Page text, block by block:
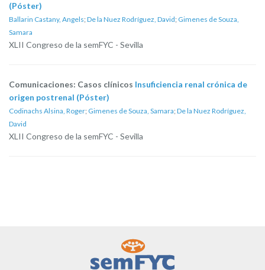
(Póster)
Ballarin Castany, Angels; De la Nuez Rodríguez, David; Gimenes de Souza,
Samara
XLII Congreso de la semFYC - Sevilla
Comunicaciones: Casos clínicos Insuficiencia renal crónica de
origen postrenal (Póster)
Codinachs Alsina, Roger; Gimenes de Souza, Samara; De la Nuez Rodríguez,
David
XLII Congreso de la semFYC - Sevilla